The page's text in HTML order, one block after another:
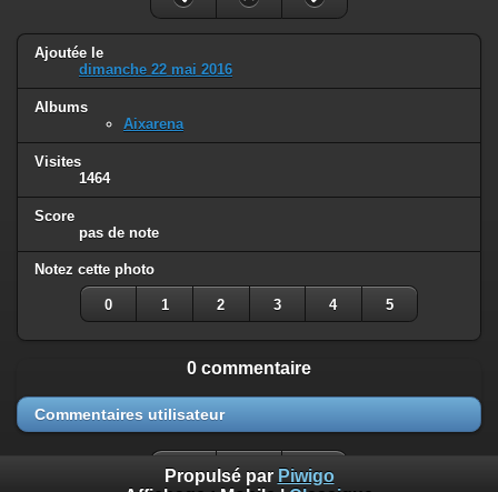
Ajoutée le
dimanche 22 mai 2016
Albums
Aixarena
Visites
1464
Score
pas de note
Notez cette photo
0 1 2 3 4 5
0 commentaire
Commentaires utilisateur
Propulsé par Piwigo